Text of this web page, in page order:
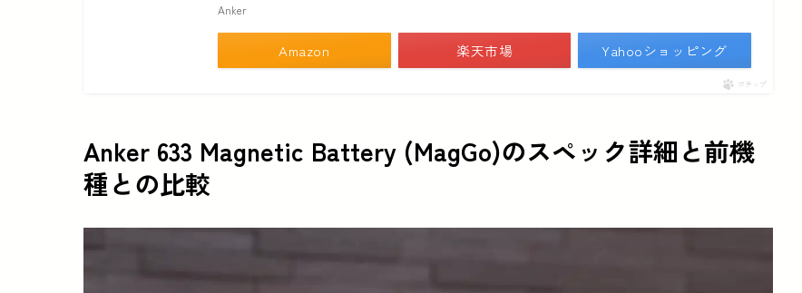
Anker
Amazon 楽天市場 Yahooショッピング
ポチップ
Anker 633 Magnetic Battery (MagGo)のスペック詳細と前機
種との比較